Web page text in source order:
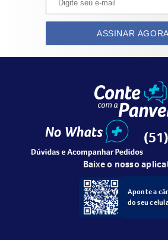
Feminino
Disponível nas volumetrias:30ml,
ASSINAR AGORA
Baixe o nosso
Aponte a
do seu